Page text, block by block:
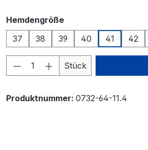
Hemdengrößeauswählen
37
38 39 40 41 42
Produkt Anzahl: Gib
Stück
Produktnummer: 0732-64-11.4